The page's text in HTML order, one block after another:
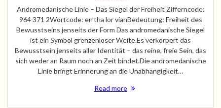
Andromedanische Linie – Das Siegel der Freiheit Zifferncode:
964 371 2Wortcode: en’tha lor vianBedeutung: Freiheit des
Bewusstseins jenseits der Form Das andromedanische Siegel
ist ein Symbol grenzenloser Weite.Es verkörpert das
Bewusstsein jenseits aller Identität – das reine, freie Sein, das
sich weder an Raum noch an Zeit bindet.Die andromedanische
Linie bringt Erinnerung an die Unabhängigkeit…
Read more